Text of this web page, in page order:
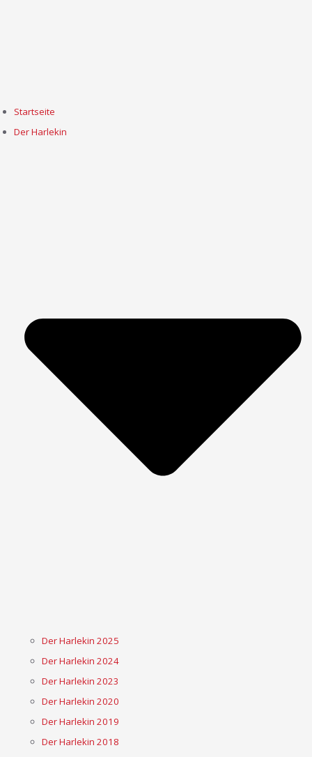
Startseite
Der Harlekin
Der Harlekin 2025
Der Harlekin 2024
Der Harlekin 2023
Der Harlekin 2020
Der Harlekin 2019
Der Harlekin 2018